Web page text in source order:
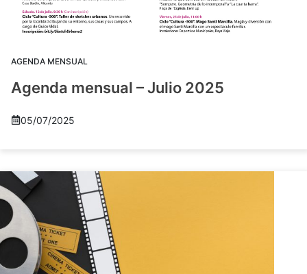
AGENDA MENSUAL
Agenda mensual – Julio 2025
05/07/2025